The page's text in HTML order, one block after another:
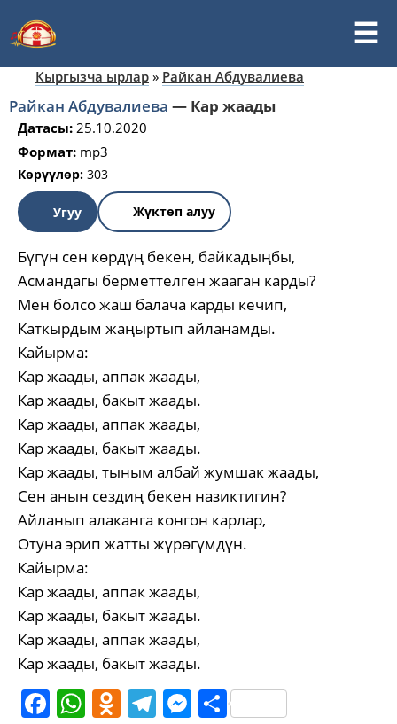
Кыргызча ырлар » Райкан Абдувалиева
Райкан Абдувалиева — Кар жаады
Датасы: 25.10.2020
Формат: mp3
Көрүүлөр: 303
Угуу Жүктөп алуу
Бүгүн сен көрдүң бекен, байкадыңбы,
Асмандагы берметтелген жааган карды?
Мен болсо жаш балача карды кечип,
Каткырдым жаңыртып айланамды.
Кайырма:
Кар жаады, аппак жаады,
Кар жаады, бакыт жаады.
Кар жаады, аппак жаады,
Кар жаады, бакыт жаады.
Кар жаады, тыным албай жумшак жаады,
Сен анын сездиң бекен назиктигин?
Айланып алаканга конгон карлар,
Отуна эрип жатты жүрөгүмдүн.
Кайырма:
Кар жаады, аппак жаады,
Кар жаады, бакыт жаады.
Кар жаады, аппак жаады,
Кар жаады, бакыт жаады.
Facebook
WhatsApp
Odnoklassniki
Telegram
Messenger
Share